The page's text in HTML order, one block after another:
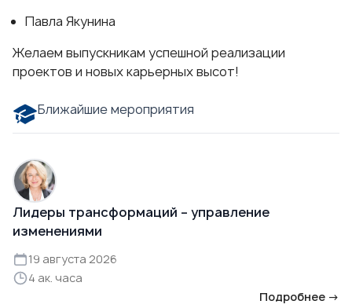
Павла Якунина
Желаем выпускникам успешной реализации
проектов и новых карьерных высот!
Ближайшие мероприятия
Лидеры трансформаций – управление
изменениями
19 августа 2026
4 ак. часа
Подробнее →